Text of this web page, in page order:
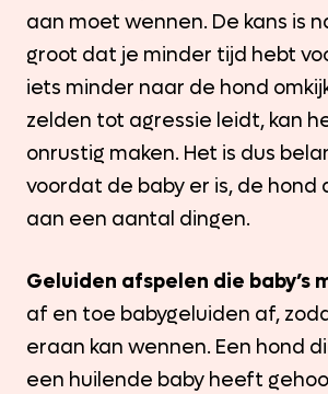
aan moet wennen. De kans is
groot dat je minder tijd hebt
iets minder naar de hond
zelden tot agressie leidt, kan
onrustig maken. Het is dus
voordat de baby er is, de hond
aan een aantal dingen.
Geluiden afspelen die baby’s
af en toe babygeluiden af,
eraan kan wennen. Een hond
een huilende baby heeft